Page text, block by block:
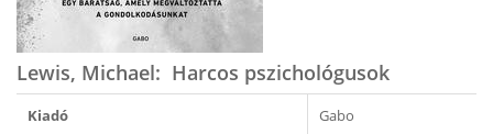
Lewis, Michael: Harcos pszichológusok
Kiadó Gabo